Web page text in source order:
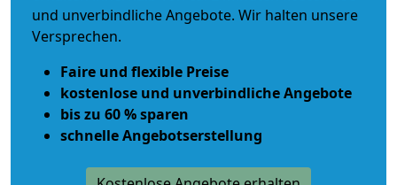
und unverbindliche Angebote. Wir halten unsere
Versprechen.
Faire und flexible Preise
kostenlose und unverbindliche Angebote
bis zu 60 % sparen
schnelle Angebotserstellung